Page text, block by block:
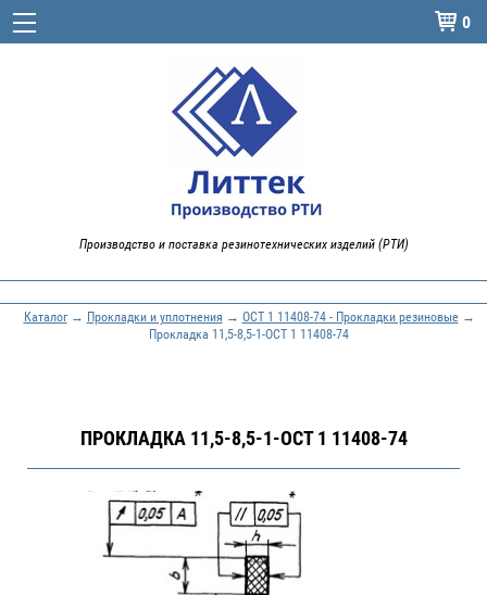
 0
Производство и поставка резинотехнических изделий (РТИ)
Каталог→ Прокладки и уплотнения → ОСТ 1 11408-74 - Прокладки резиновые→
Прокладка 11,5-8,5-1-ОСТ 1 11408-74
ПРОКЛАДКА 11,5-8,5-1-ОСТ 1 11408-74